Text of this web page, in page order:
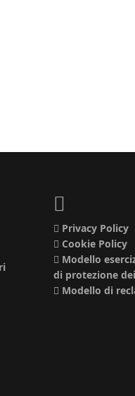
Privacy Policy
Cookie Policy
Modello
di protezione
Modello di